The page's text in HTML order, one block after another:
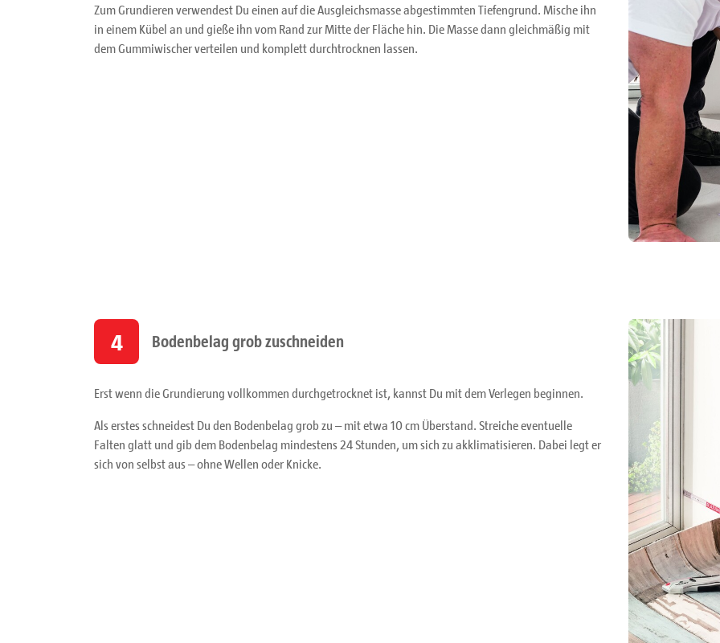
Zum Grundieren verwendest Du einen auf die Ausgleichsmasse abgestimmten Tiefengrund. Mische ihn
in einem Kübel an und gieße ihn vom Rand zur Mitte der Fläche hin. Die Masse dann gleichmäßig mit
dem Gummiwischer verteilen und komplett durchtrocknen lassen.
4 Bodenbelag grob zuschneiden
Erst wenn die Grundierung vollkommen durchgetrocknet ist, kannst Du mit dem Verlegen beginnen.
Als erstes schneidest Du den Bodenbelag grob zu – mit etwa 10 cm Überstand. Streiche eventuelle
Falten glatt und gib dem Bodenbelag mindestens 24 Stunden, um sich zu akklimatisieren. Dabei legt er
sich von selbst aus – ohne Wellen oder Knicke.